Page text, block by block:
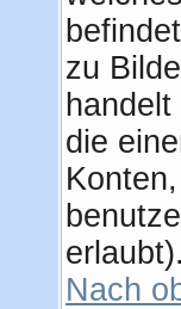
zu
die
erlaubt).
Nach